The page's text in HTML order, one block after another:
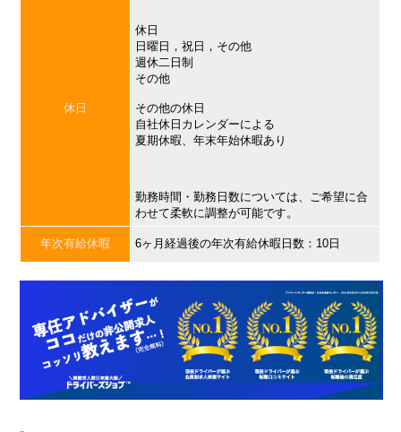
休日
休日
日曜日，祝日，その他
週休二日制
その他
その他の休日
自社休日カレンダーによる
夏期休暇、年末年始休暇あり
勤務時間・勤務日数については、ご希望に合
わせて柔軟に調整が可能です。
年次有給休暇 6ヶ月経過後の年次有給休暇日数：10日